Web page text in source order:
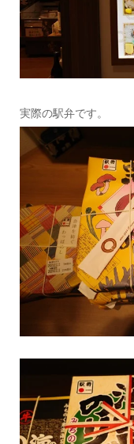
実際の駅弁です。